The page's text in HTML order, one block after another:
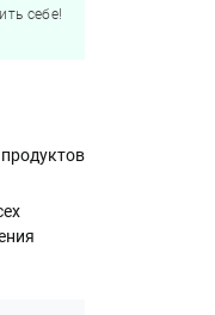
себе!